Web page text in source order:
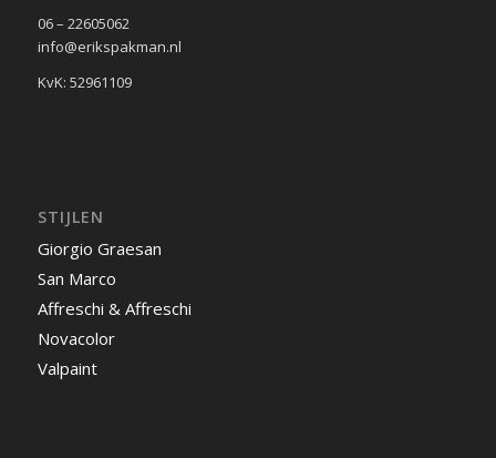
06 – 22605062
info@erikspakman.nl
KvK: 52961109
STIJLEN
Giorgio Graesan
San Marco
Affreschi & Affreschi
Novacolor
Valpaint